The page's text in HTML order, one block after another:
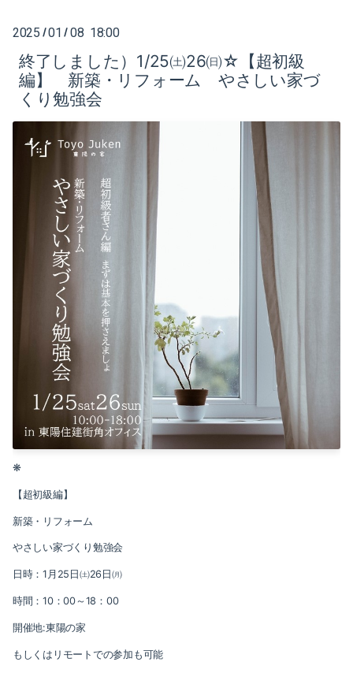
2025-12（3）
2025 /01 / 08 18:00
終了しました）1/25㈯26㈰☆【超初級
編】 新築・リフォーム やさしい家づ
くり勉強会
❋
【超初級編】
新築・リフォーム
やさしい家づくり勉強会
日時：1 月 25 日㈯26 日㈪
時間：10：00～ 18 ： 00
開催地:東陽の家
もしくはリモートでの参加も可能